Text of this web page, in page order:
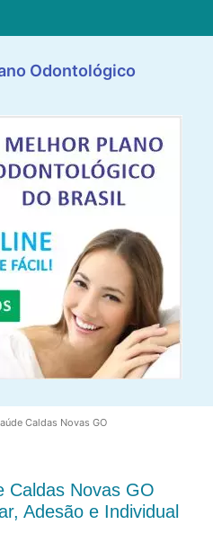
Odontológico
Caldas Novas GO
Caldas Novas GO
Adesão e Individual